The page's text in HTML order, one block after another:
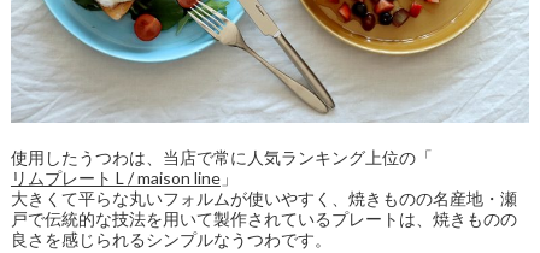
使用したうつわは、当店で常に人気ランキング上位の「
リムプレート L / maison line」
大きくて平らな丸いフォルムが使いやすく、焼きものの名産地・瀬
戸で伝統的な技法を用いて製作されているプレートは、焼きものの
良さを感じられるシンプルなうつわです。